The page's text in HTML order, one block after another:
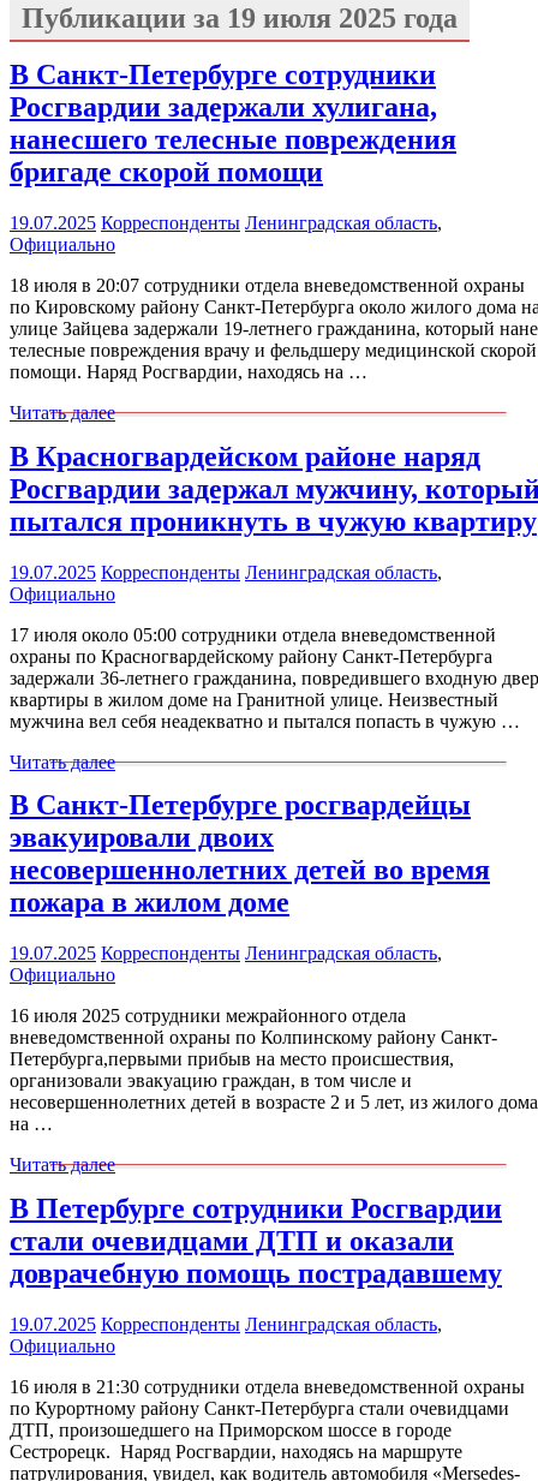
Публикации за 19 июля 2025 года
В Санкт-Петербурге сотрудники
Росгвардии задержали хулигана,
нанесшего телесные повреждения
бригаде скорой помощи
19.07.2025 Корреспонденты Ленинградская область,
Официально
18 июля в 20:07 сотрудники отдела вневедомственной охраны
по Кировскому району Санкт-Петербурга около жилого дома
улице Зайцева задержали 19-летнего гражданина, который
телесные повреждения врачу и фельдшеру медицинской скорой
помощи. Наряд Росгвардии, находясь на …
Читать далее
В Красногвардейском районе наряд
Росгвардии задержал мужчину,
пытался проникнуть в чужую квартиру
19.07.2025 Корреспонденты Ленинградская область,
Официально
17 июля около 05:00 сотрудники отдела вневедомственной
охраны по Красногвардейскому району Санкт-Петербурга
задержали 36-летнего гражданина, повредившего входную
квартиры в жилом доме на Гранитной улице. Неизвестный
мужчина вел себя неадекватно и пытался попасть в чужую …
Читать далее
В Санкт-Петербурге росгвардейцы
эвакуировали двоих
несовершеннолетних детей во время
пожара в жилом доме
19.07.2025 Корреспонденты Ленинградская область,
Официально
16 июля 2025 сотрудники межрайонного отдела
вневедомственной охраны по Колпинскому району Санкт-
Петербурга,первыми прибыв на место происшествия,
организовали эвакуацию граждан, в том числе и
несовершеннолетних детей в возрасте 2 и 5 лет, из жилого дома
на …
Читать далее
В Петербурге сотрудники Росгвардии
стали очевидцами ДТП и оказали
доврачебную помощь пострадавшему
19.07.2025 Корреспонденты Ленинградская область,
Официально
16 июля в 21:30 сотрудники отдела вневедомственной охраны
по Курортному району Санкт-Петербурга стали очевидцами
ДТП, произошедшего на Приморском шоссе в городе
Сестрорецк. Наряд Росгвардии, находясь на маршруте
патрулирования, увидел, как водитель автомобиля «Mersedes-